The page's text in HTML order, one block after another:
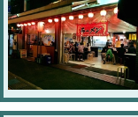
須/上前津